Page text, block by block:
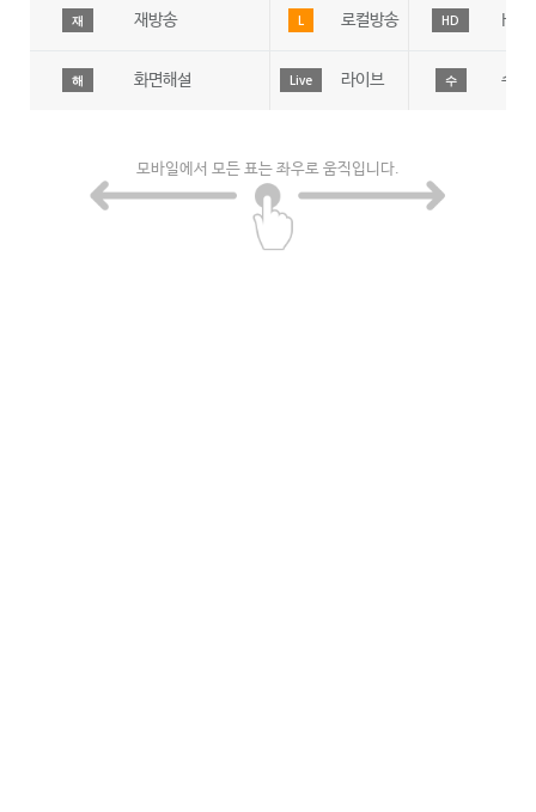
재 재방송 L 로컬방송 HD HD
해 화면해설 Live 라이브 수 수어
모바일에서 모든 표는 좌우로 움직입니다.